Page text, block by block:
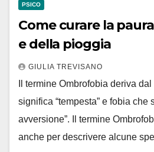
PSICO
Come curare la
e della pioggia
GIULIA TREVISANO
Il termine Ombrofobia deriva
significa “tempesta” e fobia che
avversione”. Il termine
anche per descrivere alcune